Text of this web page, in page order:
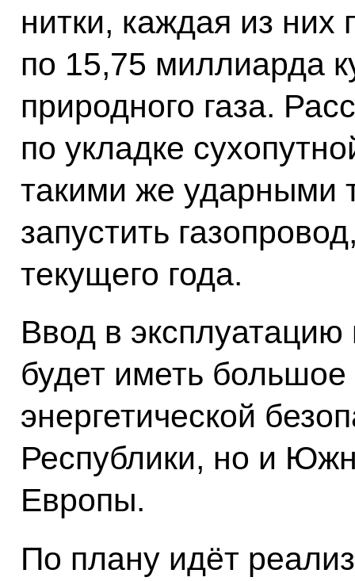
нитки, каждая из них
по 15,75 миллиарда
природного газа.
по укладке
такими же ударными
запустить
текущего года.
Ввод в эксплуатацию
будет иметь
энергетической
Республики, но и
Европы.
По плану идёт